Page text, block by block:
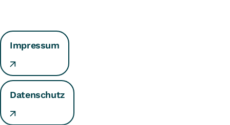
Impressum
Datenschutz